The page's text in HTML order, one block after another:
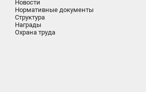
Новости
Нормативные документы
Структура
Награды
Охрана труда